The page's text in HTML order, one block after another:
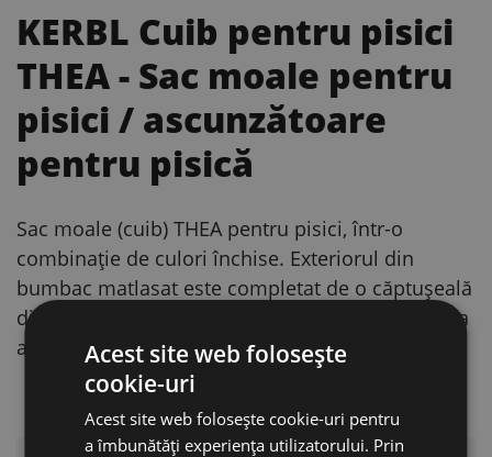
KERBL Cuib pentru pisici
THEA- Sac moale pentru
pisici / ascunzătoare
pentru pisică
Sac moale (cuib) THEA pentru pisici, într-o
combinație de culori închise. Exteriorul din
bumbac matlasat este completat de o căptușeală
din pluș moale și o bază antiderapantă – ideal ca
ascunzătoare liniștită pentru odihnă.
AVANTAJE PRINCIPALE
Acest site web folosește
cookie-uri
Acest site web folosește cookie-uri pentru
a îmbunătăți experiența utilizatorului. Prin